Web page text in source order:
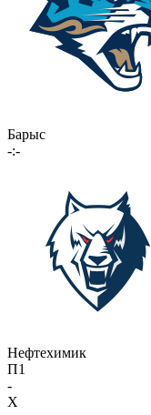
Барыс
-:-
Нефтехимик
П1
-
X